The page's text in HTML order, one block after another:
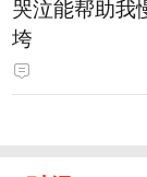
哭泣能帮助我
垮